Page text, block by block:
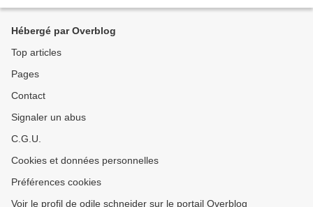
Hébergé par Overblog
Top articles
Pages
Contact
Signaler un abus
C.G.U.
Cookies et données personnelles
Préférences cookies
Voir le profil de odile schneider sur le portail Overblog